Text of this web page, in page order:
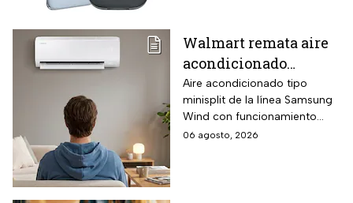
Walmart remata aire
acondicionado
Samsung Wind
Inverter frío y calor 1
tonelada con WiFi y
$3,500 de descuento
Aire acondicionado tipo
minisplit de la línea Samsung
Wind con funcionamiento
bidireccional frío y calor
06 agosto, 2026